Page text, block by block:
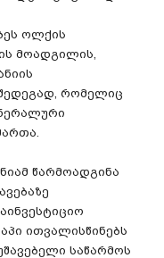
ოლქის
მოადგილის,
რომელიც
წარმოადგინა
ითვალისწინებს
საწარმოს